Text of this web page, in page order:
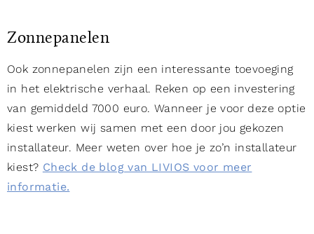
Zonnepanelen
Ook zonnepanelen zijn een interessante toevoeging
in het elektrische verhaal. Reken op een investering
van gemiddeld 7000 euro. Wanneer je voor deze optie
kiest werken wij samen met een door jou gekozen
installateur. Meer weten over hoe je zo’n installateur
kiest? Check de blog van LIVIOS voor meer
informatie.